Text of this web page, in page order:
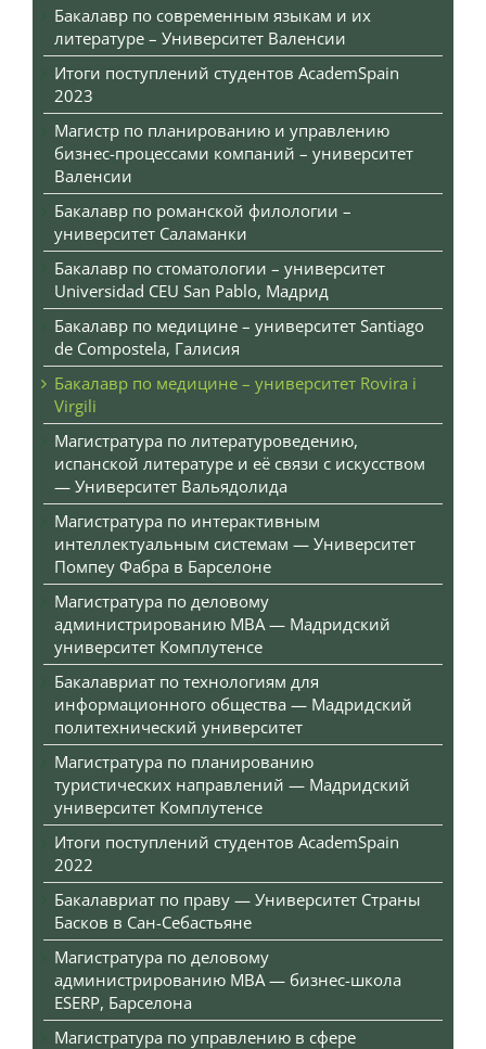
Бакалавр по современным языкам и их
литературе – Университет Валенсии
Итоги поступлений студентов AcademSpain
2023
Магистр по планированию и управлению
бизнес-процессами компаний – университет
Валенсии
Бакалавр по романской филологии –
университет Саламанки
Бакалавр по стоматологии – университет
Universidad CEU San Pablo, Мадрид
Бакалавр по медицине – университет Santiago
de Compostela, Галисия
Бакалавр по медицине – университет Rovira i
Virgili
Магистратура по литературоведению,
испанской литературе и её связи с искусством
— Университет Вальядолида
Магистратура по интерактивным
интеллектуальным системам — Университет
Помпеу Фабра в Барселоне
Магистратура по деловому
администрированию MBA — Мадридский
университет Комплутенсе
Бакалавриат по технологиям для
информационного общества — Мадридский
политехнический университет
Магистратура по планированию
туристических направлений — Мадридский
университет Комплутенсе
Итоги поступлений студентов AcademSpain
2022
Бакалавриат по праву — Университет Страны
Басков в Сан-Себастьяне
Магистратура по деловому
администрированию MBA — бизнес-школа
ESERP, Барселона
Магистратура по управлению в сфере